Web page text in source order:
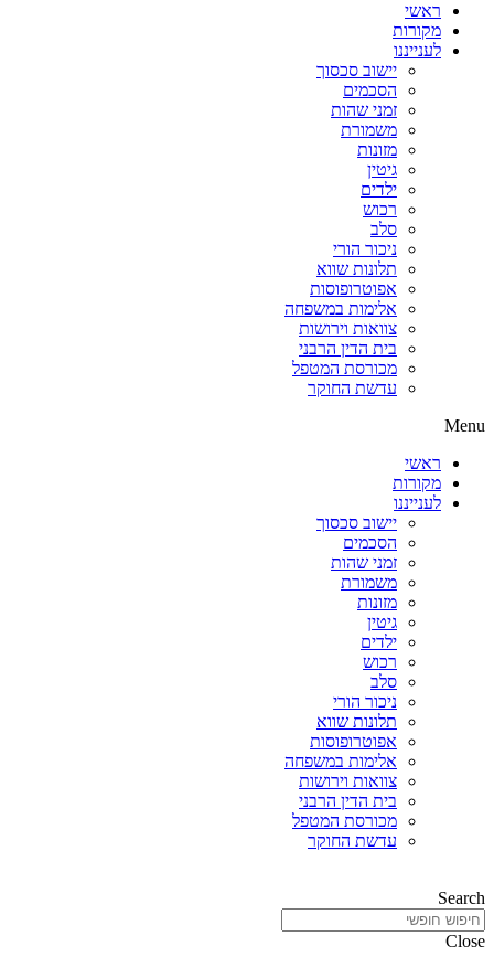
ראשי
מקורות
לענייננו
יישוב סכסוך
הסכמים
זמני שהות
משמורת
מזונות
גיטין
ילדים
רכוש
סלב
ניכור הורי
תלונות שווא
אפוטרופוסות
אלימות במשפחה
צוואות וירושות
בית הדין הרבני
מכורסת המטפל
עדשת החוקר
Menu
ראשי
מקורות
לענייננו
יישוב סכסוך
הסכמים
זמני שהות
משמורת
מזונות
גיטין
ילדים
רכוש
סלב
ניכור הורי
תלונות שווא
אפוטרופוסות
אלימות במשפחה
צוואות וירושות
בית הדין הרבני
מכורסת המטפל
עדשת החוקר
Search
Close